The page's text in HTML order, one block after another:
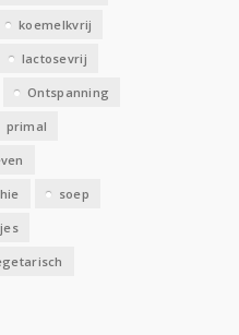
koemelkvrij
lactosevrij
Ontspanning
primal
soep